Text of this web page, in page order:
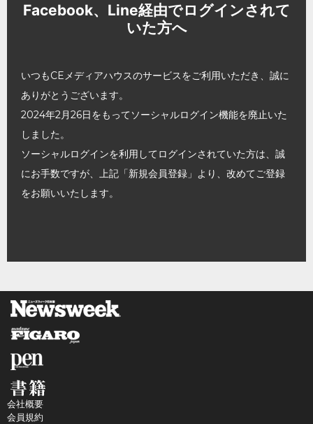
Facebook、Line経由でログインされて
いた方へ
いつもCEメディアハウスのサービスをご利用いただき、誠に
ありがとうございます。
2024年2月26日をもってソーシャルログイン機能を廃止いた
しました。
ソーシャルログインを利用してログインされていた方は、誠
にお手数ですが、上記「新規会員登録」より、改めてご登録
をお願いいたします。
会社概要
会員規約